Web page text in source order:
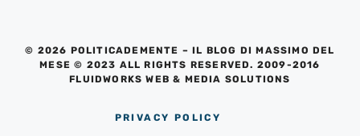
© 2026 POLITICADEMENTE – IL BLOG DI MASSIMO DEL
MESE © 2023 ALL RIGHTS RESERVED. 2009-2016
FLUIDWORKS WEB & MEDIA SOLUTIONS
PRIVACY POLICY